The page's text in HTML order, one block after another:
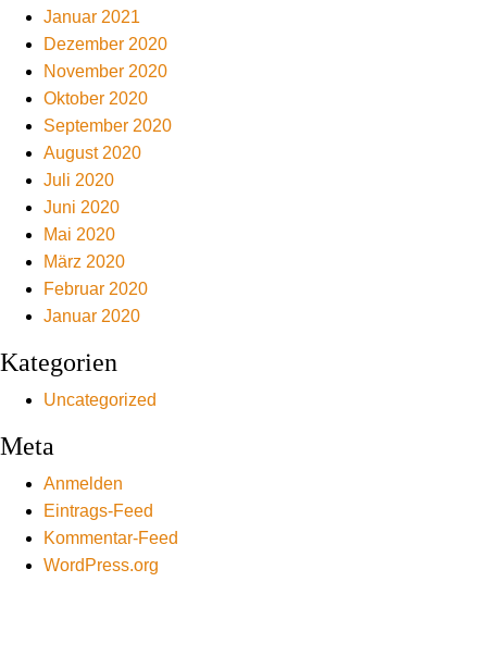
Januar 2021
Dezember 2020
November 2020
Oktober 2020
September 2020
August 2020
Juli 2020
Juni 2020
Mai 2020
März 2020
Februar 2020
Januar 2020
Kategorien
Uncategorized
Meta
Anmelden
Eintrags-Feed
Kommentar-Feed
WordPress.org